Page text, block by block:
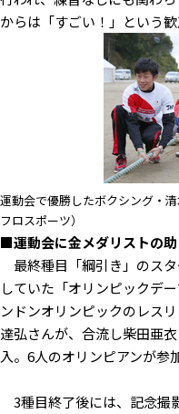
からは「すごい！」という
運動会で優勝したボクシング・
フロスポーツ）
■運動会に金メダリストの助
最終種目「綱引き」のス
していた「オリンピックデ
ンドンオリンピックのレス
達弘さんが、合流し柴田亜
入。6人のオリンピアンが参
3種目終了後には、記念撮